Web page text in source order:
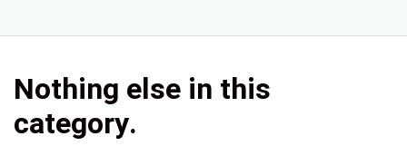
Nothing else in this
category.